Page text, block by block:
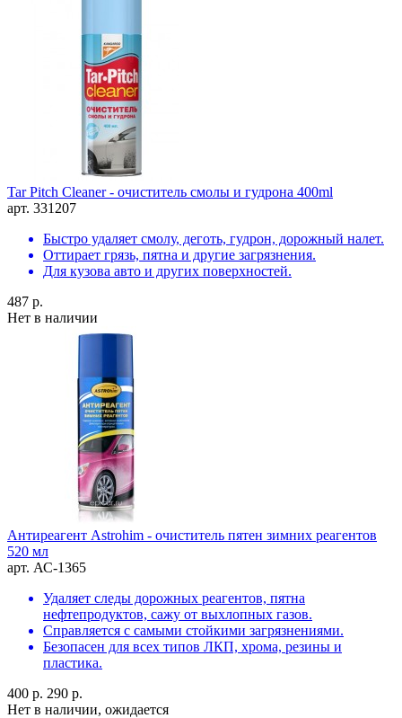
Tar Pitch Cleaner - очиститель смолы и гудрона 400ml
арт. 331207
Быстро удаляет смолу, деготь, гудрон, дорожный налет.
Оттирает грязь, пятна и другие загрязнения.
Для кузова авто и других поверхностей.
487 р.
Нет в наличии
Антиреагент Astrohim - очиститель пятен зимних реагентов
520 мл
арт. АС-1365
Удаляет следы дорожных реагентов, пятна
нефтепродуктов, сажу от выхлопных газов.
Справляется с самыми стойкими загрязнениями.
Безопасен для всех типов ЛКП, хрома, резины и
пластика.
400 р. 290 р.
Нет в наличии, ожидается